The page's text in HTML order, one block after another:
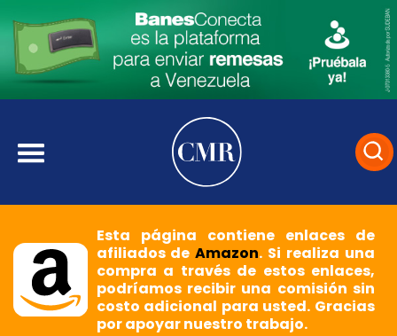
Esta página contiene enlaces de
afiliados deAmazon. Si realiza una
compra a través de estos enlaces,
podríamos recibir una comisión sin
costo adicional para usted. Gracias
por apoyar nuestro trabajo.